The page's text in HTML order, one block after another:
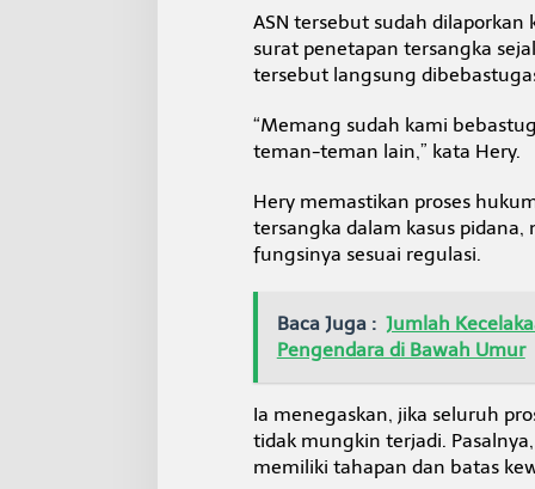
t
a
t
ASN tersebut sudah
surat penetapan tersangka
tersebut langsung
“Memang sudah kami
teman-teman lain,” kata Hery.
Hery memastikan proses
tersangka dalam kasus
fungsinya sesuai regulasi.
Baca Juga : Jumlah
Pengendara di Bawah Umur
Ia menegaskan, jika seluruh
tidak mungkin terjadi.
memiliki tahapan dan batas